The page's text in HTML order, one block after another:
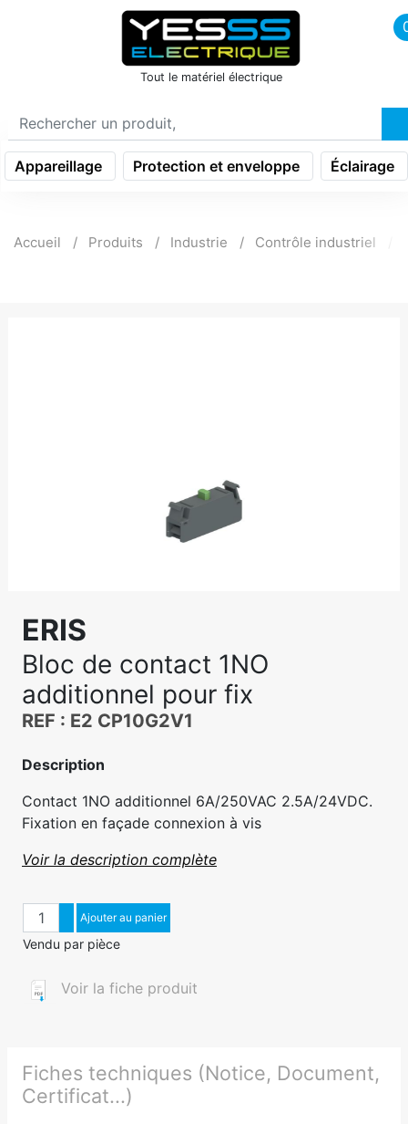
icon menu burger
Tout le matériel électrique
Appareillage Protection et enveloppe Éclairage
Accueil Produits Industrie Contrôle industriel
ERIS
Bloc de contact 1NO
additionnel pour fix
REF : E2 CP10G2V1
Description
Contact 1NO additionnel 6A/250VAC 2.5A/24VDC.
Fixation en façade connexion à vis
Voir la description complète
QuantitéAugmenter quantité
Diminuer quantité
Ajouter au panier
Vendu par pièce
Voir la fiche produit
Fiches techniques (Notice, Document,
Certificat...)